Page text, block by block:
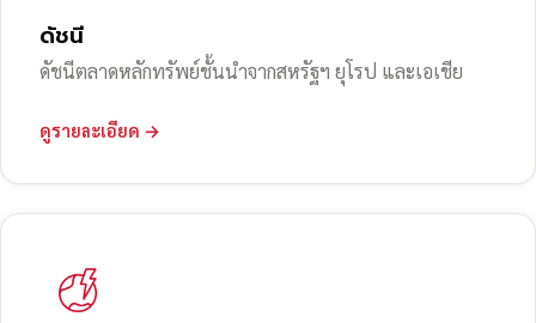
ดัชนี
ดัชนีตลาดหลักทรัพย์ชั้นนำจากสหรัฐฯ ยุโรป และเอเชีย
ดูรายละเอียด →